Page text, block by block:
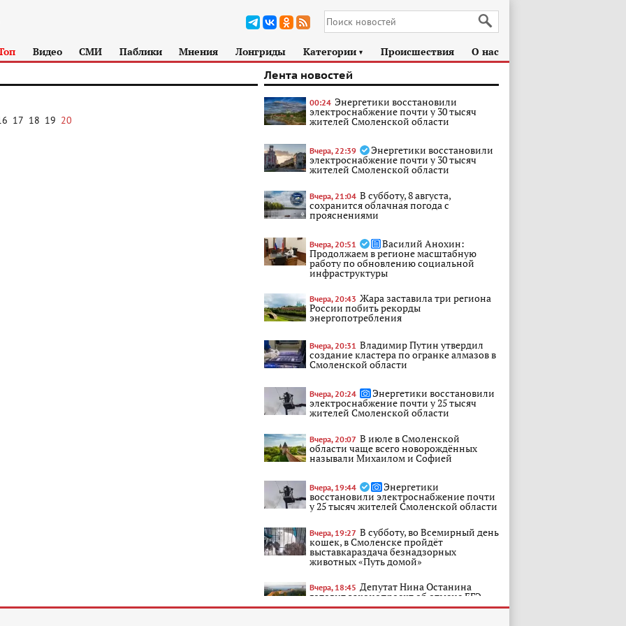
Видео СМИ Паблики Мнения Лонгриды Категории ► Происшествия О нас
17 18 19 20
Лента новостей
00:24 Энергетики восстановили
электроснабжение почти у 30 тысяч
жителей Смоленской области
Вчера, 22:39 Энергетики восстановили
электроснабжение почти у 30 тысяч
жителей Смоленской области
Вчера, 21:04 В субботу, 8 августа,
сохранится облачная погода с
прояснениями
Вчера, 20:51 Василий Анохин:
Продолжаем в регионе масштабную
работу по обновлению социальной
инфраструктуры
Вчера, 20:43 Жара заставила три региона
России побить рекорды
энергопотребления
Вчера, 20:31 Владимир Путин утвердил
создание кластера по огранке алмазов в
Смоленской области
Вчера, 20:24 Энергетики восстановили
электроснабжение почти у 25 тысяч
жителей Смоленской области
Вчера, 20:07 В июле в Смоленской
области чаще всего новорождённых
называли Михаилом и Софией
Вчера, 19:44 Энергетики
восстановили электроснабжение почти
у 25 тысяч жителей Смоленской области
Вчера, 19:27 В субботу, во Всемирный день
кошек, в Смоленске пройдёт
выставкараздача безнадзорных
животных «Путь домой»
Вчера, 18:45 Депутат Нина Останина
готовит законопроект об отмене ЕГЭ